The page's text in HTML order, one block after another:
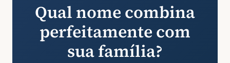
Qual nome combina
perfeitamente com
sua família?